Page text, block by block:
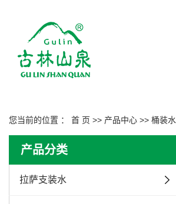
您当前的位置 ： 首 页 >> 产品中心 >> 桶装水
产品分类
拉萨支装水